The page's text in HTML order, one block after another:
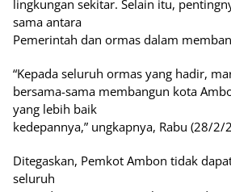
lingkungan sekitar. Selain itu,
sama antara
Pemerintah dan ormas dalam
“Kepada seluruh ormas yang hadir,
bersama-sama membangun kota
yang lebih baik
kedepannya,” ungkapnya, Rabu (28/2/
Ditegaskan, Pemkot Ambon tidak
seluruh